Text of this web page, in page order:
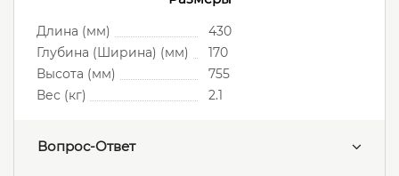
Длина (мм)
430
Глубина (Ширина) (мм)
170
Высота (мм)
755
Вес (кг)
2.1
Вопрос-Ответ